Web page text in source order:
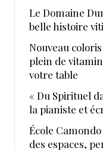
Le Domaine
belle histoire
Nouveau
plein de
votre table
« Du Spirituel
la pianiste et
École
des espaces,